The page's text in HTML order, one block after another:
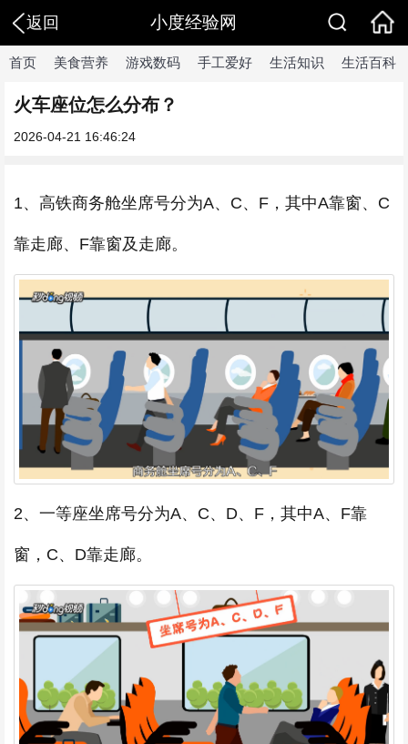
返回 小度经验网
首页 美食营养 游戏数码 手工爱好 生活知识 生活百科
火车座位怎么分布？
2026-04-21 16:46:24
1、高铁商务舱坐席号分为A、C、F，其中A靠窗、C
靠走廊、F靠窗及走廊。
2、一等座坐席号分为A、C、D、F，其中A、F靠
窗，C、D靠走廊。